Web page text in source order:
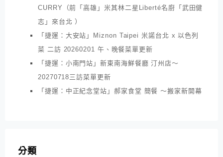
CURRY（前「高雄」米其林二星Liberté名廚「武田健
志」來台北 ）
「捷運：大安站」Miznon Taipei 米諾台北 x 以色列
菜 二訪 20260201 午、晚餐菜單更新
「捷運：小南門站」新東南海鮮餐廳 汀州店～
20270718三訪菜單更新
「捷運：中正紀念堂站」郝家食堂 簡餐 ～搬家新開幕
分類